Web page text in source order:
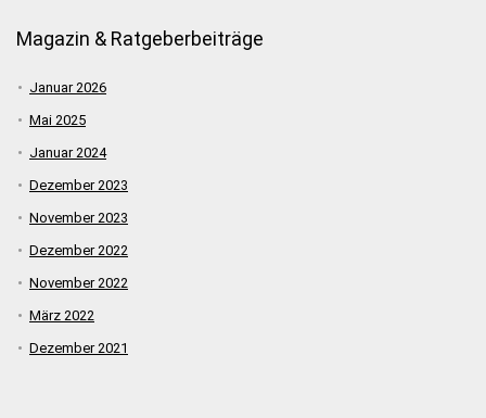
Magazin & Ratgeberbeiträge
Januar 2026
Mai 2025
Januar 2024
Dezember 2023
November 2023
Dezember 2022
November 2022
März 2022
Dezember 2021